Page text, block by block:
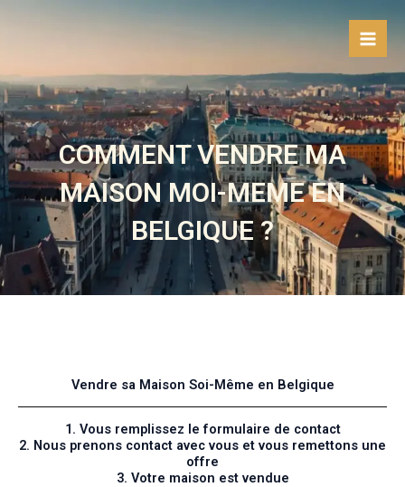
COMMENT VENDRE MA
MAISON MOI-MEME EN
BELGIQUE ?
Vendre sa Maison Soi-Même en Belgique
1. Vous remplissez le formulaire de contact
2. Nous prenons contact avec vous et vous remettons une
offre
3. Votre maison est vendue